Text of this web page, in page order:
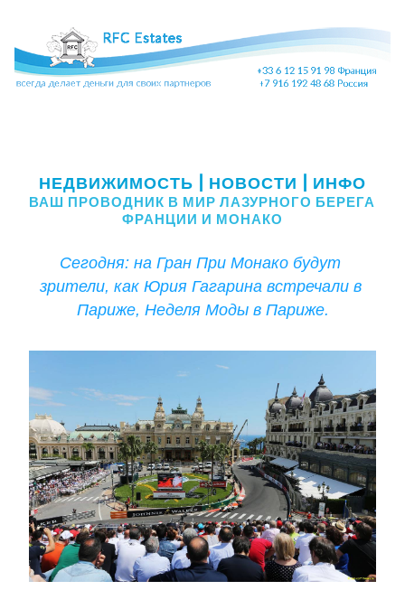
НЕДВИЖИМОСТЬ | НОВОСТИ | ИНФО
ВАШ ПРОВОДНИК В МИР ЛАЗУРНОГО БЕРЕГА
ФРАНЦИИ И МОНАКО
Сегодня: на Гран При Монако будут
зрители, как Юрия Гагарина встречали в
Париже, Неделя Моды в Париже.